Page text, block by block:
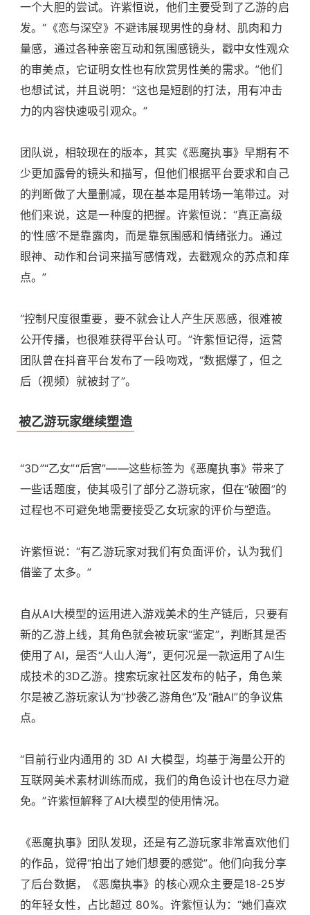
一个大胆的尝试。许紫恒说，他们主要受到了乙游的启
发。“《恋与深空》不避讳展现男性的身材、肌肉和力
量感，通过各种亲密互动和氛围感镜头，戳中女性观众
的审美点，它证明女性也有欣赏男性美的需求。”他们
也想试试，并且说明：“这也是短剧的打法，用有冲击
力的内容快速吸引观众。”
团队说，相较现在的版本，其实《恶魔执事》早期有不
少更加露骨的镜头和描写，但他们根据平台要求和自己
的判断做了大量删减，现在基本是用转场一笔带过。对
他们来说，这是一种度的把握。许紫恒说：“真正高级
的‘性感’不是靠露肉，而是靠氛围感和情绪张力。通过
眼神、动作和台词来描写感情戏，去戳观众的苏点和痒
点。”
“控制尺度很重要，要不就会让人产生厌恶感，很难被
公开传播，也很难获得平台认可。”许紫恒记得，运营
团队曾在抖音平台发布了一段吻戏，“数据爆了，但之
后（视频）就被封了”。
被乙游玩家继续塑造
“3D”“乙女”“后宫”——这些标签为《恶魔执事》带来了
一些话题度，使其吸引了部分乙游玩家，但在“破圈”的
过程也不可避免地需要接受乙女玩家的评价与塑造。
许紫恒说：“有乙游玩家对我们有负面评价，认为我们
借鉴了太多。”
自从AI大模型的运用进入游戏美术的生产链后，只要有
新的乙游上线，其角色就会被玩家“鉴定”，判断其是否
使用了AI，是否“人山人海”，更何况是一款运用了AI生
成技术的3D乙游。搜索玩家社区发布的帖子，角色莱
尔是被乙游玩家认为“抄袭乙游角色”及“融AI”的争议焦
点。
“目前行业内通用的 3D AI 大模型，均基于海量公开的
互联网美术素材训练而成，我们的角色设计也在尽力避
免。”许紫恒解释了AI大模型的使用情况。
《恶魔执事》团队发现，还是有乙游玩家非常喜欢他们
的作品，觉得“拍出了她们想要的感觉”。他们向我分享
了后台数据，《恶魔执事》的核心观众主要是18-25岁
的年轻女性，占比超过 80%。许紫恒认为：“她们喜欢